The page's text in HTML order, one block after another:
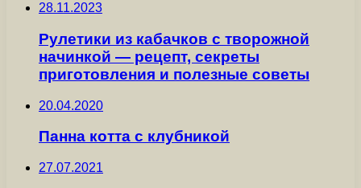
28.11.2023
Рулетики из кабачков с творожной
начинкой — рецепт, секреты
приготовления и полезные советы
20.04.2020
Панна котта с клубникой
27.07.2021